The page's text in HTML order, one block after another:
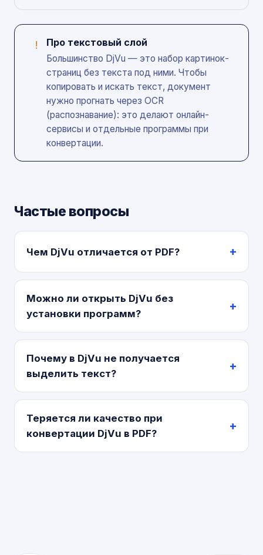
! Про текстовый слой
Большинство DjVu — это набор картинок-
страниц без текста под ними. Чтобы
копировать и искать текст, документ
нужно прогнать через OCR
(распознавание): это делают онлайн-
сервисы и отдельные программы при
конвертации.
Частые вопросы
Чем DjVu отличается от PDF?
Можно ли открыть DjVu без
установки программ?
Почему в DjVu не получается
выделить текст?
Теряется ли качество при
конвертации DjVu в PDF?